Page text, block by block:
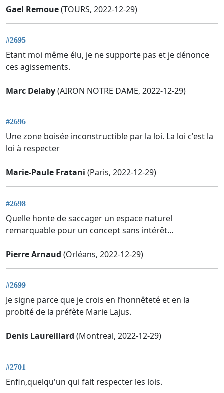
Gael Remoue(TOURS, 2022-12-29)
#2695
Etant moi même élu, je ne supporte pas et je dénonce
ces agissements.
Marc Delaby(AIRON NOTRE DAME, 2022-12-29)
#2696
Une zone boisée inconstructible par la loi. La loi c'est la
loi à respecter
Marie-Paule Fratani (Paris, 2022-12-29)
#2698
Quelle honte de saccager un espace naturel
remarquable pour un concept sans intérêt...
Pierre Arnaud (Orléans, 2022-12-29)
#2699
Je signe parce que je crois en l’honnêteté et en la
probité de la préfète Marie Lajus.
Denis Laureillard (Montreal, 2022-12-29)
#2701
Enfin,quelqu'un qui fait respecter les lois.